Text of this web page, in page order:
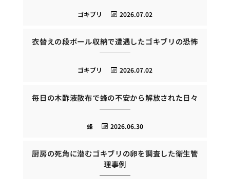
2026.07.02
ゴキブリ
衣替えの段ボール収納で遭遇したゴキブリの恐怖
2026.07.02
ゴキブリ
毎日の木酢液散布で蜂の不安から解放された日々
2026.06.30
蜂
厨房の死角に潜むゴキブリの卵を調査した衛生管
理事例